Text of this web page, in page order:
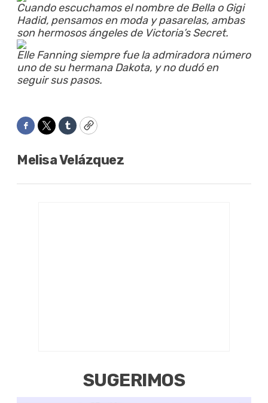
Cuando escuchamos el nombre de Bella o Gigi
Hadid, pensamos en moda y pasarelas, ambas
son hermosos ángeles de Victoria’s Secret.
Elle Fanning siempre fue la admiradora número
uno de su hermana Dakota, y no dudó en
seguir sus pasos.
Facebook
TwitterTumblrCopy
Melisa Velázquez
SUGERIMOS